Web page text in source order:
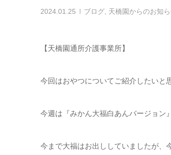
2024.01.25 ブログ 天橋園からのお知
【天橋園通所介護事業所】
今回はおやつについてご紹介したいと
今週は『みかん大福白あんバージョン
今まで大福はお出ししていましたが、